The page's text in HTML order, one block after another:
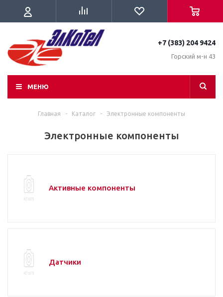
+7 (383) 204 9424
Горский м-н 43
МЕНЮ
Главная - Каталог - Электронные компоненты
Электронные компоненты
Активные компоненты
Датчики